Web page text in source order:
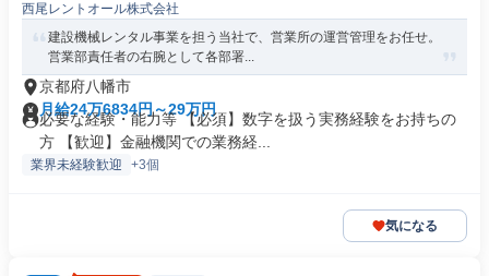
西尾レントオール株式会社
建設機械レンタル事業を担う当社で、営業所の運営管理をお任せ。
営業部責任者の右腕として各部署...
京都府八幡市
月給24万6834円～29万円
必要な経験・能力等 【必須】数字を扱う実務経験をお持ちの
方 【歓迎】金融機関での業務経...
業界未経験歓迎 +3個
気になる